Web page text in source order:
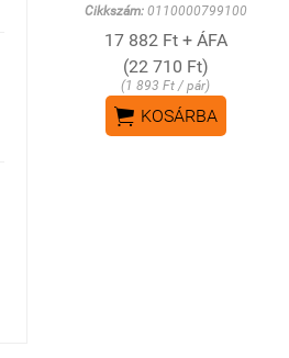
Cikkszám:0110000799100
17 882 Ft + ÁFA
(22 710 Ft)
(1 893 Ft / pár)
 KOSÁRBA